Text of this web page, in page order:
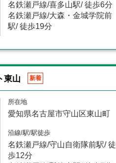
名鉄瀬戸線/喜多山駅/ 徒歩6分
名鉄瀬戸線/大森・金城学院前
駅/ 徒歩19分
東山 新着
所在地
愛知県名古屋市守山区東山町
沿線/駅/駅徒歩
名鉄瀬戸線/守山自衛隊前駅/ 徒
歩12分